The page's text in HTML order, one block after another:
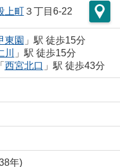
上町３丁目6-22
東園 」駅 徒歩15分
川
」駅 徒歩15分
「 西宮北口 」駅 徒歩43分
年)